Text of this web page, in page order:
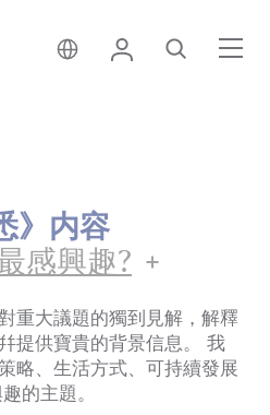
香港 • 中文
登錄 尋找
》内容
感興趣?
重大議題的獨到見解，解釋
提供寶貴的背景信息。 我
略、生活方式、可持續發展
的主題。